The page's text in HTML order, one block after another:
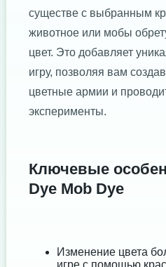
существе с выбранным
животное или мобы
цвет. Это добавляет
игру, позволяя вам
цветные армии и
эксперименты.
Ключевые
Dye Mob Dye
Изменение цвета